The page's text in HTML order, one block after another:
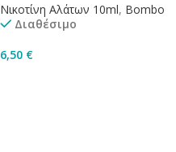
Νικοτίνη Αλάτων 10ml, Bombo
Διαθέσιμο
6,50 €